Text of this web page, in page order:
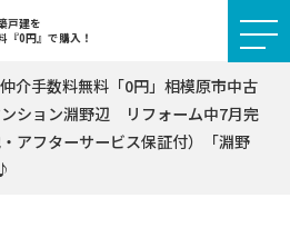
戸建を
『0円』で購入！
介手数料無料「0円」相模原市中古
ション淵野辺 リフォーム中7月完
アフターサービス保証付）「淵野